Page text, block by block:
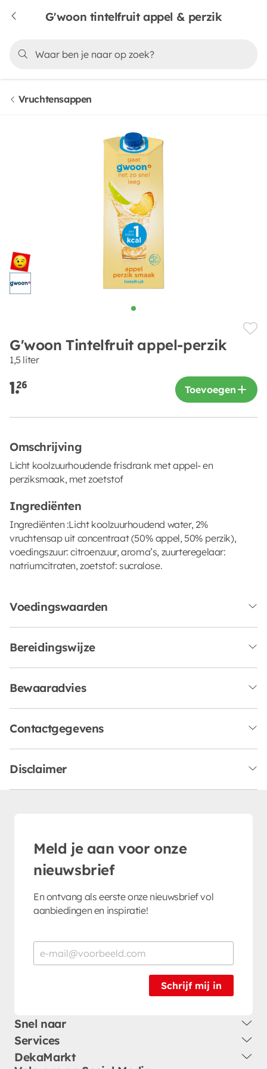
G'woon tintelfruit appel & perzik
Vruchtensappen
G'woon Tintelfruit appel-perzik
1,5 liter
1.26 Toevoegen
Omschrijving
Licht koolzuurhoudende frisdrank met appel- en
perziksmaak, met zoetstof
Ingrediënten
Ingrediënten :Licht koolzuurhoudend water, 2%
vruchtensap uit concentraat (50% appel, 50% perzik),
voedingszuur: citroenzuur, aroma’s, zuurteregelaar:
natriumcitraten, zoetstof: sucralose.
Voedingswaarden
Bereidingswijze
Bewaaradvies
Contactgegevens
Disclaimer
Meld je aan voor onze
nieuwsbrief
En ontvang als eerste onze nieuwsbrief vol
aanbiedingen en inspiratie!
Schrijf mij in
Snel naar
Services
DekaMarkt